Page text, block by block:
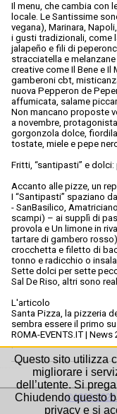
Il menu, che cambia con
locale. Le Santissime
vegana), Marinara,
i gusti tradizionali, come
jalapeño e fili di
stracciatella e
creative come Il Bene e Il
gamberoni cbt,
nuova Pepperon de
affumicata, salame
Non mancano proposte
a novembre,
gorgonzola dolce,
tostate, miele e pepe
Fritti, “santipasti” e
Accanto alle pizze, un
I “Santipasti” spaziano
- SanBasilico,
scampi) – ai supplì di
provola e Un limone in
tartare di gambero
crocchetta e filetto di
tonno e radicchio o
Sette dolci per sette
Sal De Riso, altri sono
L'articolo
Santa Pizza, la pizzeria
sembra essere il primo su
ROMA-EVENTS.IT |
.
©1999-
Questo sito utilizza
migliorare i
dell’utente. Si
Chiudendo questo
privacy e si